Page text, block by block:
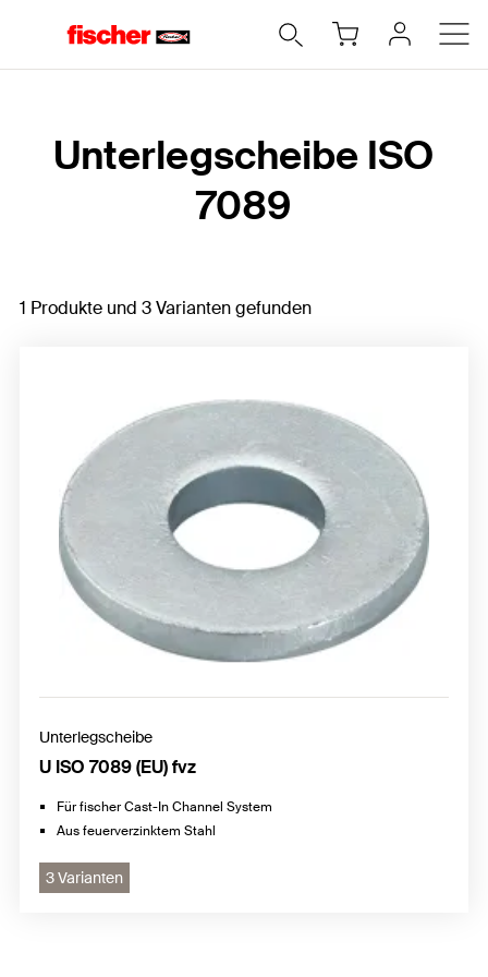
Unterlegscheibe ISO
7089
1 Produkte und 3 Varianten gefunden
Unterlegscheibe
U ISO 7089 (EU) fvz
Für fischer Cast-In Channel System
Aus feuerverzinktem Stahl
3 Varianten